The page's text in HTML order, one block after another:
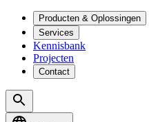
Producten & Oplossingen
Services
Kennisbank
Projecten
Contact